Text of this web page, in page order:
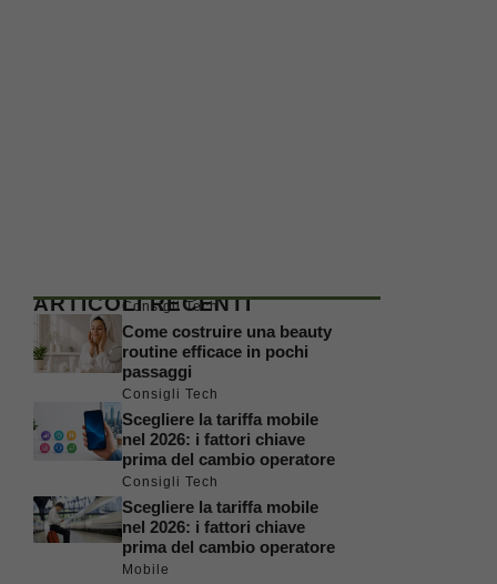
ARTICOLI RECENTI
Consigli Tech
Come costruire una beauty
routine efficace in pochi
passaggi
Consigli Tech
Scegliere la tariffa mobile
nel 2026: i fattori chiave
prima del cambio operatore
Consigli Tech
Scegliere la tariffa mobile
nel 2026: i fattori chiave
prima del cambio operatore
Mobile